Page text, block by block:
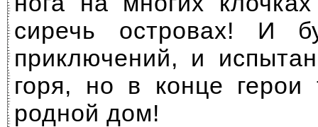
сиречь островах! И
приключений, и
горя, но в конце герои
родной дом!